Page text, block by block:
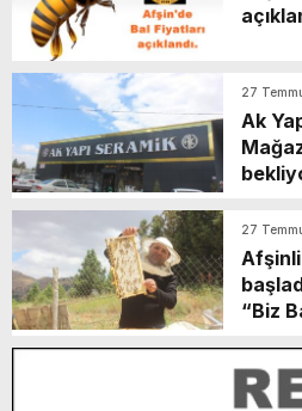
27
Ak
27
Afşinli
“Biz